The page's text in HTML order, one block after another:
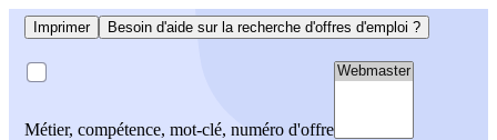
Imprimer Besoin d'aide sur la recherche d'offres d'emploi ?
Métier, compétence, mot-clé, numéro d'offre